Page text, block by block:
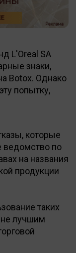
L'Oreal SA
знаки,
Botox. Однако
попытку,
которые
ведомство по
на названия
продукции
таких
лучшим